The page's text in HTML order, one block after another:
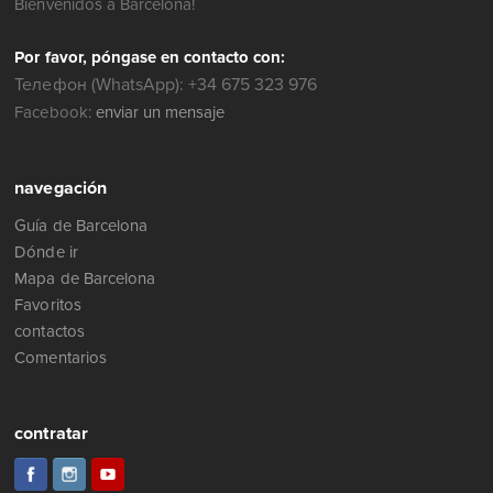
Bienvenidos a Barcelona!
Por favor, póngase en contacto con:
Телефон (WhatsApp): +34 675 323 976
Facebook: enviar un mensaje
navegación
Guía de Barcelona
Dónde ir
Mapa de Barcelona
Favoritos
contactos
Comentarios
contratar